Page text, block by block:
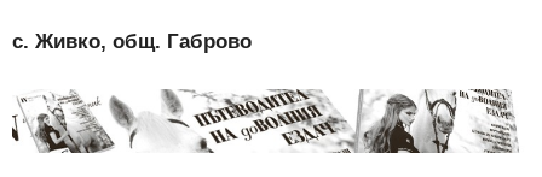
с. Живко, общ. Габрово